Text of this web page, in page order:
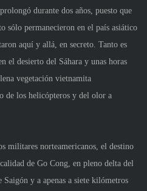
durante dos años, puesto que
sólo permanecieron en el país asiático
aquí y allá, en secreto. Tanto es
el desierto del Sáhara y unas horas
vegetación vietnamita
de los helicópteros y del olor a
militares norteamericanos, el destino
de Go Cong, en pleno delta del
y a apenas a siete kilómetros